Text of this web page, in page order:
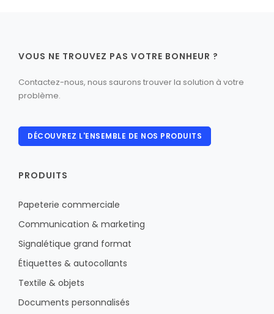
VOUS NE TROUVEZ PAS VOTRE BONHEUR ?
Contactez-nous, nous saurons trouver la solution à votre
problème.
DÉCOUVREZ L'ENSEMBLE DE NOS PRODUITS
PRODUITS
Papeterie commerciale
Communication & marketing
Signalétique grand format
Étiquettes & autocollants
Textile & objets
Documents personnalisés